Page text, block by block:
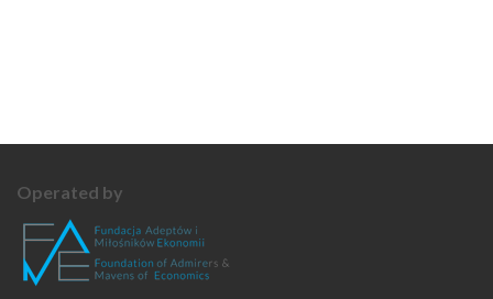
Operated by